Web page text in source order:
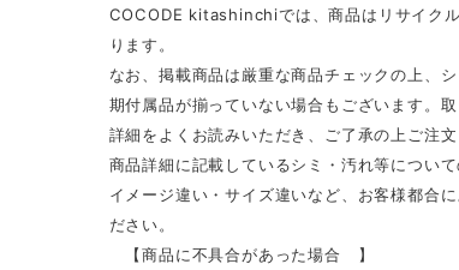
COCODE kitashinchiでは、商品はリサイク
ります。
なお、掲載商品は厳重な商品チェックの上、
期付属品が揃っていない場合もございます。
詳細をよくお読みいただき、ご了承の上ご注
商品詳細に記載しているシミ・汚れ等につい
イメージ違い・サイズ違いなど、お客様都合
ださい。
【商品に不具合があった場合 】